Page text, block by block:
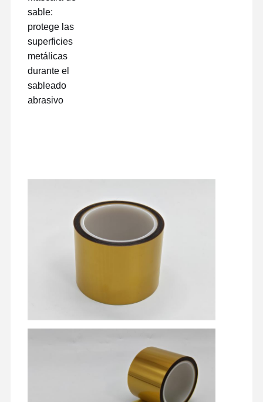
sable:
protege las
superficies
metálicas
durante el
sableado
abrasivo